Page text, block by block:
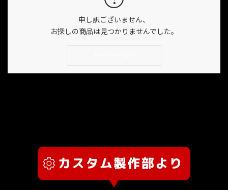
申し訳ございません、
お探しの商品は見つかりませんでした。